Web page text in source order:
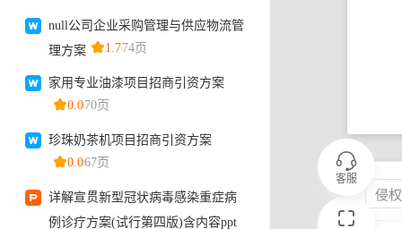
客服
侵